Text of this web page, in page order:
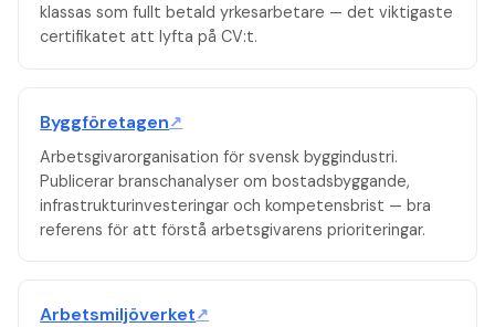
klassas som fullt betald yrkesarbetare — det viktigaste
certifikatet att lyfta på CV:t.
Byggföretagen↗
Arbetsgivarorganisation för svensk byggindustri.
Publicerar branschanalyser om bostadsbyggande,
infrastrukturinvesteringar och kompetensbrist — bra
referens för att förstå arbetsgivarens prioriteringar.
Arbetsmiljöverket↗